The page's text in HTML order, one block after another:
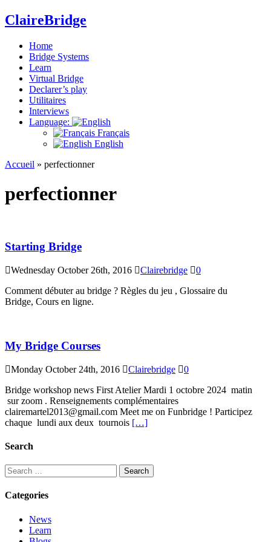
ClaireBridge
Home
Bridge Systems
Learn
Virtual Bridge
Declarer’s play
Utilitaires
Interviews
Language:
Français
English
Accueil » perfectionner
perfectionner
Starting Bridge
Wednesday October 26th, 2016 Clairebridge
0
Comment débuter au bridge ? Règles du jeu , Glossaire du
Bridge, Cours en ligne.
My Bridge Courses
Monday October 24th, 2016 Clairebridge
0
Bridge workshop news First Atelier Mardi 1 octobre 2024 matin
sur zoom . Renseignements complémentaires
clairemartel2013@gmail.com Meet me on Funbridge ! Participez
chaque lundi aux deux tournois […]
Search
Search
for:
Categories
News
Learn